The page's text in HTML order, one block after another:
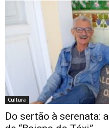
Cultura
Do sertão à serenata: